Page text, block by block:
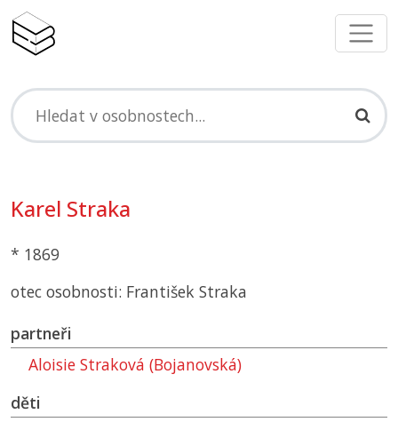
Karel Straka
* 1869
otec osobnosti: František Straka
partneři
Aloisie Straková (Bojanovská)
děti